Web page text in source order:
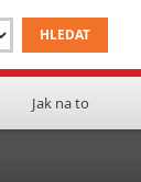
Jak na to